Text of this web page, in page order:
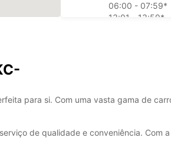
06:00 - 07:59*
13:01 - 13:59*
18:01 - 21:30*
DOM:
Fechado
para si. Com uma vasta gama de
de qualidade e conveniência. Com